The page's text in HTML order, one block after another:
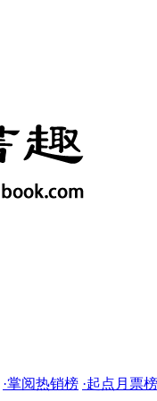
·掌阅热销榜 ·起点月票榜